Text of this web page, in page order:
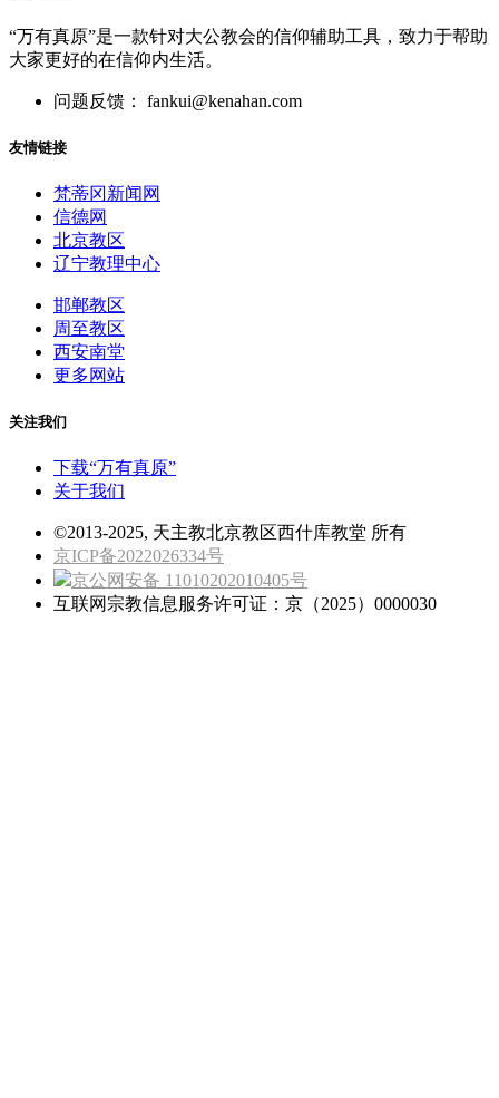
“万有真原”是一款针对大公教会的信仰辅助工具，致力于帮助
大家更好的在信仰内生活。
问题反馈： fankui@kenahan.com
友情链接
梵蒂冈新闻网
信德网
北京教区
辽宁教理中心
邯郸教区
周至教区
西安南堂
更多网站
关注我们
下载“万有真原”
关于我们
©2013-2025, 天主教北京教区西什库教堂 所有
京ICP备2022026334号
京公网安备 11010202010405号
互联网宗教信息服务许可证：京（2025）0000030